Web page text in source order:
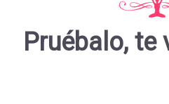
Pruébalo, te